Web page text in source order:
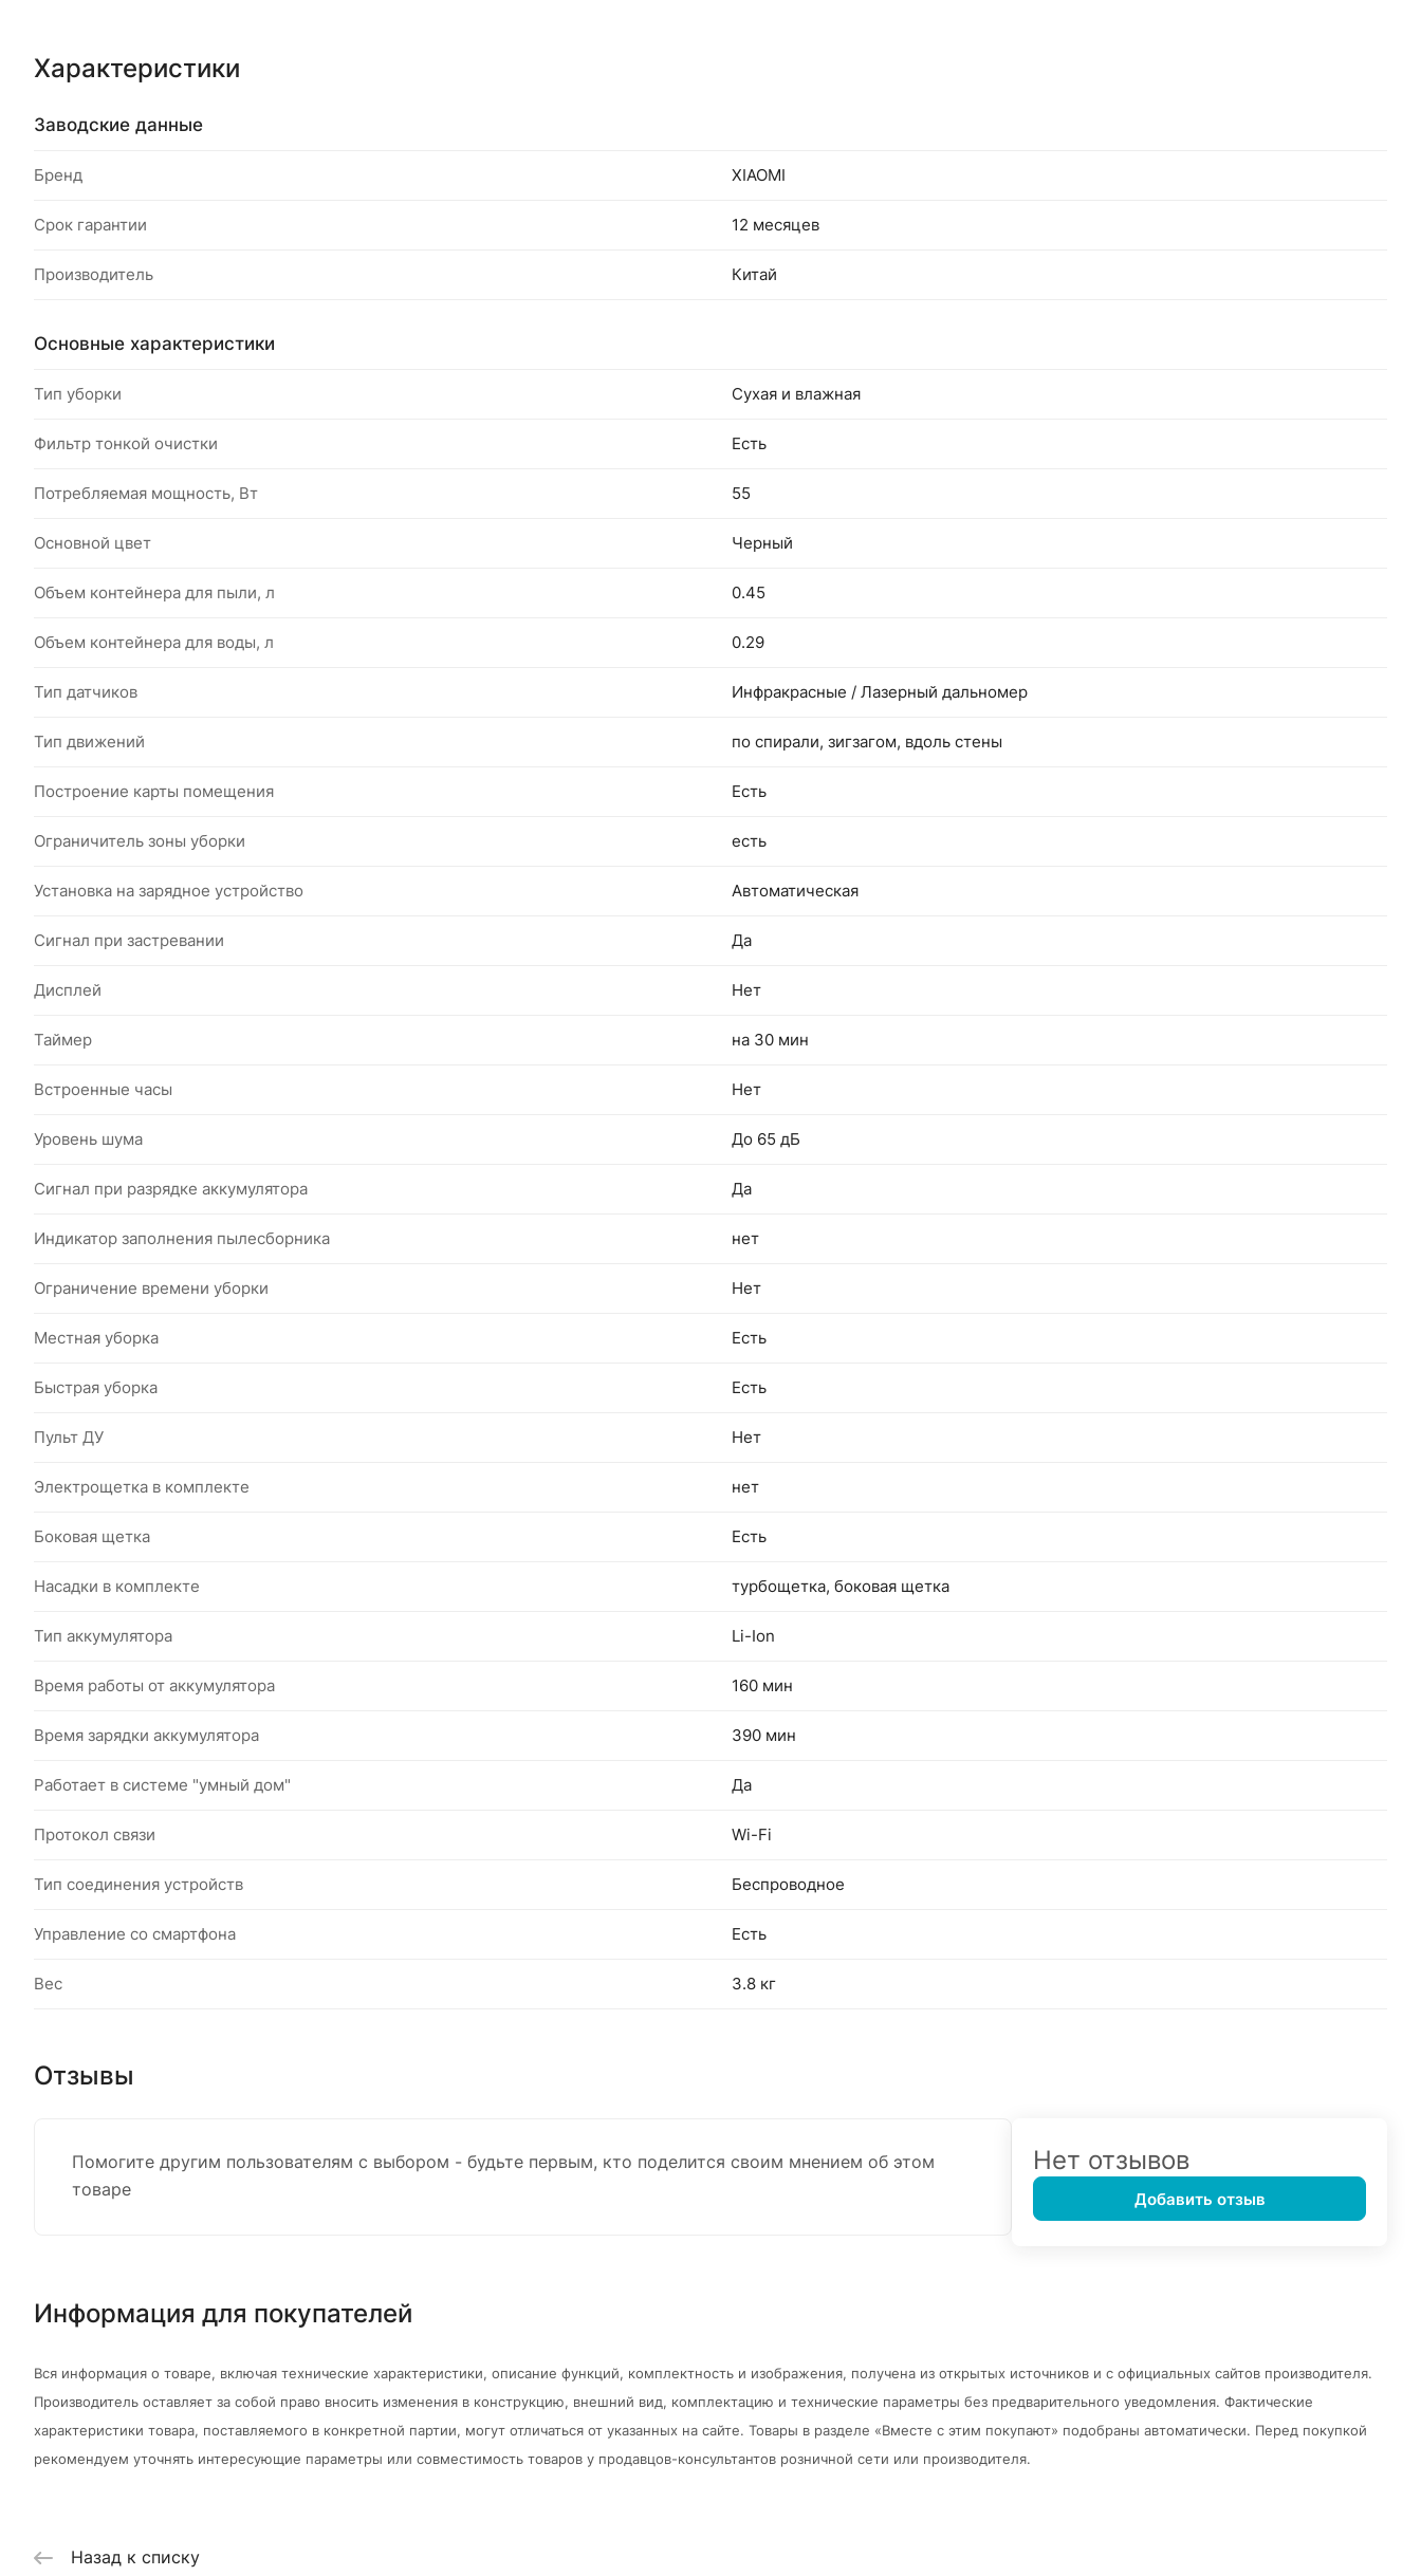
Характеристики
Заводские данные
Бренд XIAOMI
Срок гарантии 12 месяцев
Производитель Китай
Основные характеристики
Тип уборки Сухая и влажная
Фильтр тонкой очистки Есть
Потребляемая мощность, Вт 55
Основной цвет Черный
Объем контейнера для пыли, л 0.45
Объем контейнера для воды, л 0.29
Тип датчиков Инфракрасные / Лазерный дальномер
Тип движений по спирали, зигзагом, вдоль стены
Построение карты помещения Есть
Ограничитель зоны уборки есть
Установка на зарядное устройство Автоматическая
Сигнал при застревании Да
Дисплей Нет
Таймер на 30 мин
Встроенные часы Нет
Уровень шума До 65 дБ
Сигнал при разрядке аккумулятора Да
Индикатор заполнения пылесборника нет
Ограничение времени уборки Нет
Местная уборка Есть
Быстрая уборка Есть
Пульт ДУ Нет
Электрощетка в комплекте нет
Боковая щетка Есть
Насадки в комплекте турбощетка, боковая щетка
Тип аккумулятора Li-Ion
Время работы от аккумулятора 160 мин
Время зарядки аккумулятора 390 мин
Работает в системе "умный дом" Да
Протокол связи Wi-Fi
Тип соединения устройств Беспроводное
Управление со смартфона Есть
Вес 3.8 кг
Отзывы
Помогите другим пользователям с выбором - будьте первым, кто поделится своим мнением об этом
товаре
Нет отзывов
Добавить отзыв
Информация для покупателей
Вся информация о товаре, включая технические характеристики, описание функций, комплектность и изображения, получена из открытых источников и с официальных сайтов производителя.
Производитель оставляет за собой право вносить изменения в конструкцию, внешний вид, комплектацию и технические параметры без предварительного уведомления. Фактические
характеристики товара, поставляемого в конкретной партии, могут отличаться от указанных на сайте. Товары в разделе «Вместе с этим покупают» подобраны автоматически. Перед покупкой
рекомендуем уточнять интересующие параметры или совместимость товаров у продавцов-консультантов розничной сети или производителя.
Назад к списку